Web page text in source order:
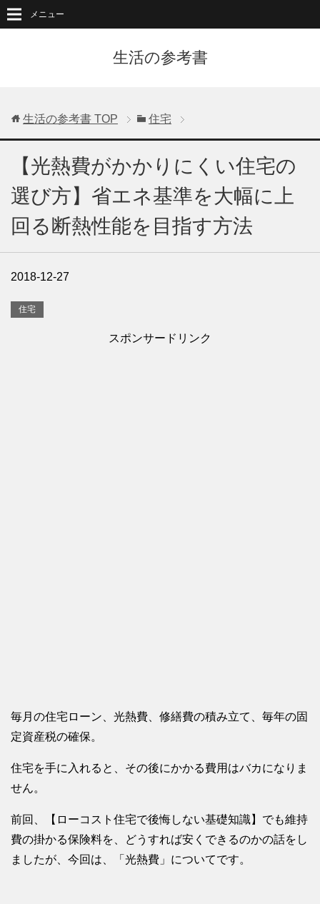
生活の参考書
メニュー
生活の参考書 TOP 住宅
【光熱費がかかりにくい住宅の
選び方】省エネ基準を大幅に上
回る断熱性能を目指す方法
2018-12-27
住宅
スポンサードリンク
毎月の住宅ローン、光熱費、修繕費の積み立て、毎年の固
定資産税の確保。
住宅を手に入れると、その後にかかる費用はバカになりま
せん。
前回、【ローコスト住宅で後悔しない基礎知識】でも維持
費の掛かる保険料を、どうすれば安くできるのかの話をし
ましたが、今回は、「光熱費」についてです。